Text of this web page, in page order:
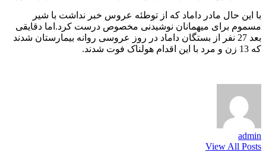
با این حال مادر داماد که از توطئه عروس خبر نداشت با شیر
مسموم برای میهمانان نوشیدنی مخصوص درست کرد.اما دقایقی
بعد 27 نفر از بستگان داماد در روز عروسی روانه بیمارستان شدند
که 13 زن و مرد با این اقدام هولناک فوت شدند.
admin
View All Posts